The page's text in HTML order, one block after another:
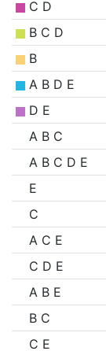
C D
B C D
B
A B D E
D E
A B C
A B C D E
E
C
A C E
C D E
A B E
B C
C E